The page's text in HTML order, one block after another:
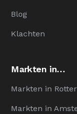
Blog
Klachten
Markten in…
Markten in
Markten in